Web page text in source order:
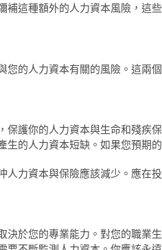
補這種額外的人力資本風險，這
您的人力資本有關的風險。這兩
保護你的人力資本與生命和殘疾
生的人力資本短缺。如果您預期
人力資本與保險應該減少。應在
決於您的專業能力。對您的職業